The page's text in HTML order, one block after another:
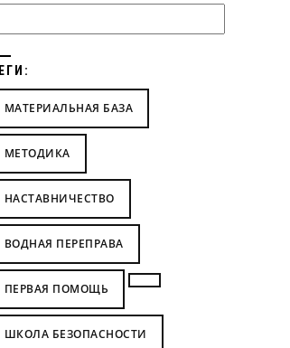
МАТЕРИАЛЬНАЯ БАЗА
МЕТОДИКА
НАСТАВНИЧЕСТВО
ВОДНАЯ ПЕРЕПРАВА
ПЕРВАЯ ПОМОЩЬ
ШКОЛА БЕЗОПАСНОСТИ